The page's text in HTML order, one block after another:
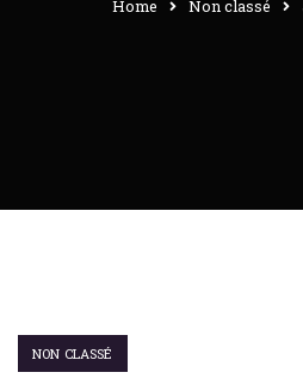
Home Non classé
NON CLASSÉ